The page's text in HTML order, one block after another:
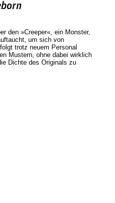
den »Creeper«, ein Monster,
um sich von
trotz neuem Personal
Mustern, ohne dabei wirklich
Dichte des Originals zu